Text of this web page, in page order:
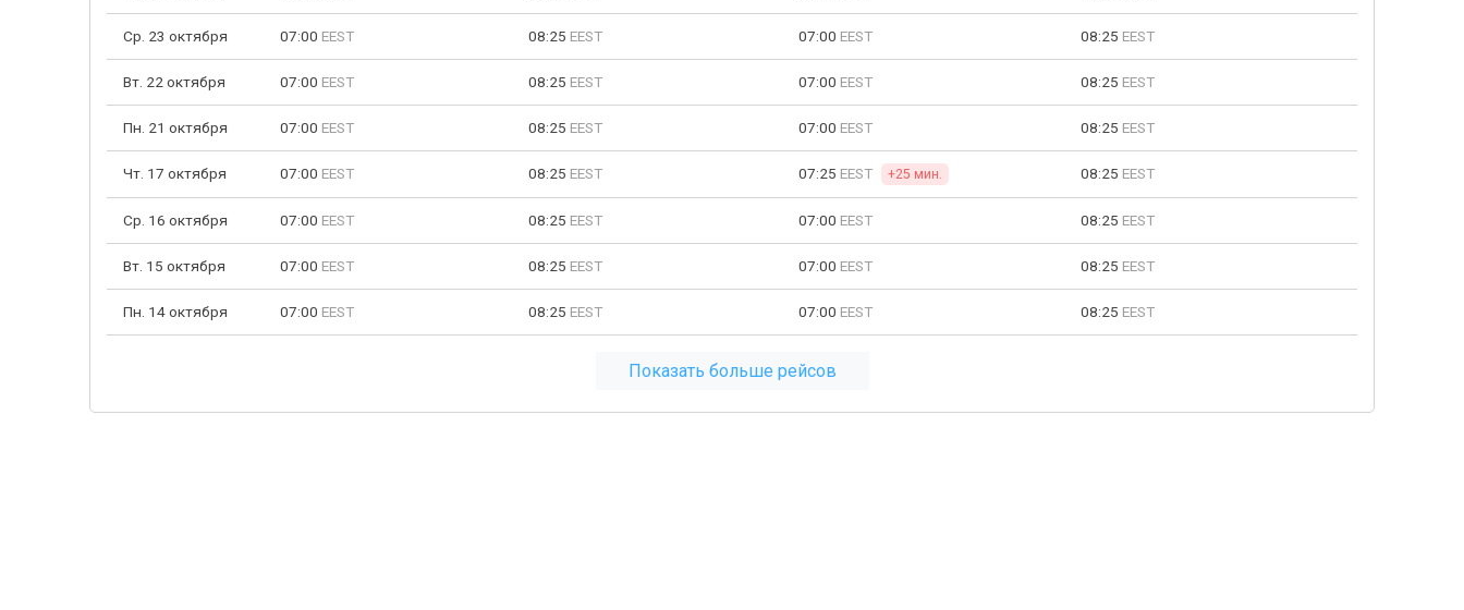
Ср. 23 октября 07:00 EEST 08:25 EEST 07:00 EEST 08:25 EEST
Вт. 22 октября 07:00 EEST 08:25 EEST 07:00 EEST 08:25 EEST
Пн. 21 октября 07:00 EEST 08:25 EEST 07:00 EEST 08:25 EEST
Чт. 17 октября 07:00 EEST 08:25 EEST 07:25 EEST +25 мин. 08:25 EEST
Ср. 16 октября 07:00 EEST 08:25 EEST 07:00 EEST 08:25 EEST
Вт. 15 октября 07:00 EEST 08:25 EEST 07:00 EEST 08:25 EEST
Пн. 14 октября 07:00 EEST 08:25 EEST 07:00 EEST 08:25 EEST
Показать больше рейсов